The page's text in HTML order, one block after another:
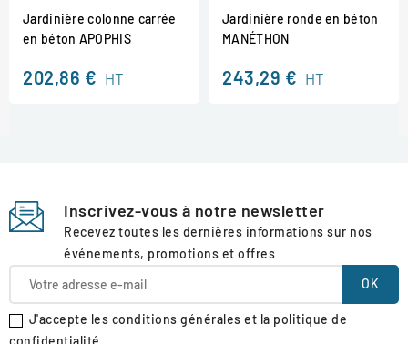
Jardinière colonne carrée
en béton APOPHIS
202,86 € HT
Jardinière ronde en béton
MANÉTHON
243,29 € HT
Inscrivez-vous à notre newsletter
Recevez toutes les dernières informations sur nos
événements, promotions et offres
J'accepte les conditions générales et la politique de
confidentialité